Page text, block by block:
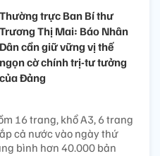
Thường trực Ban Bí thư
Trương Thị Mai: Báo Nhân
Dân cần giữ vững vị thế
ngọn cờ chính trị-tư tưởng
của Đảng
16 trang, khổ A3, 6 trang
cả nước vào ngày thứ
bình hơn 40.000 bản